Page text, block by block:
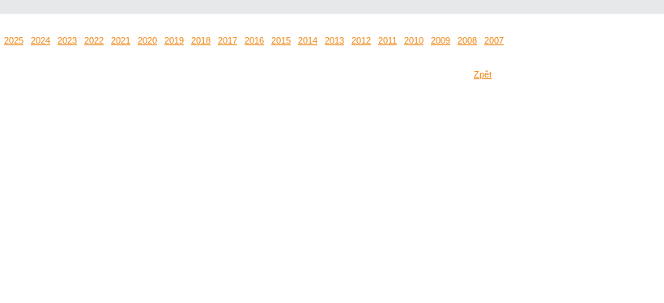
2025 2024 2023 2022 2021 2020 2019 2018 2017 2016 2015 2014 2013 2012 2011 2010 2009 2008 2007
Zpět